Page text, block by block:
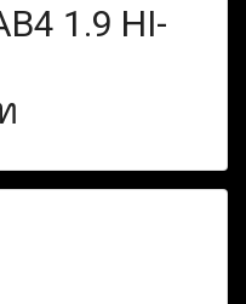
1.9 HI-